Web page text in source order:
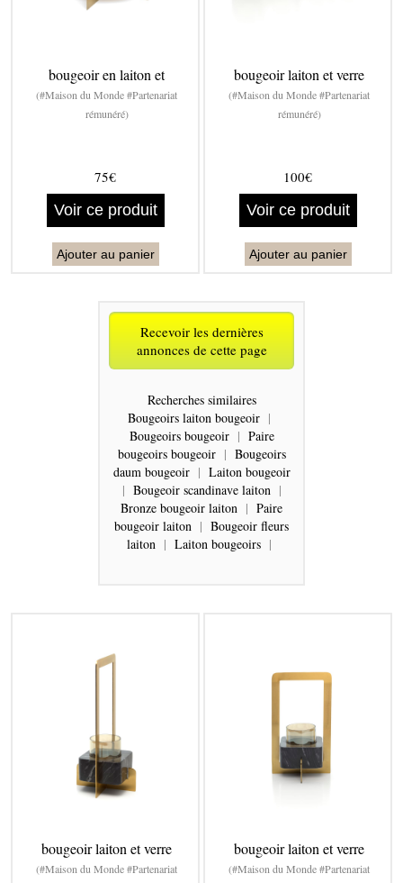
bougeoir en laiton et
(#Maison du Monde #Partenariat
rémunéré)
75€
Voir ce produit
Ajouter au panier
bougeoir laiton et verre
(#Maison du Monde #Partenariat
rémunéré)
100€
Voir ce produit
Ajouter au panier
Recevoir les dernières
annonces de cette page
Recherches similaires
Bougeoirs laiton bougeoir |
Bougeoirs bougeoir | Paire
bougeoirs bougeoir | Bougeoirs
daum bougeoir | Laiton bougeoir
| Bougeoir scandinave laiton |
Bronze bougeoir laiton | Paire
bougeoir laiton | Bougeoir fleurs
laiton | Laiton bougeoirs |
bougeoir laiton et verre
(#Maison du Monde #Partenariat
bougeoir laiton et verre
(#Maison du Monde #Partenariat